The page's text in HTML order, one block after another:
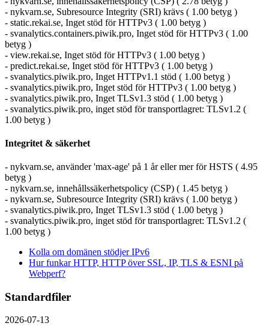
- nykvarn.se, Subresource Integrity (SRI) krävs ( 1.00 betyg )
- static.rekai.se, Inget stöd för HTTPv3 ( 1.00 betyg )
- svanalytics.containers.piwik.pro, Inget stöd för HTTPv3 ( 1.00
betyg )
- view.rekai.se, Inget stöd för HTTPv3 ( 1.00 betyg )
- predict.rekai.se, Inget stöd för HTTPv3 ( 1.00 betyg )
- svanalytics.piwik.pro, Inget HTTPv1.1 stöd ( 1.00 betyg )
- svanalytics.piwik.pro, Inget stöd för HTTPv3 ( 1.00 betyg )
- svanalytics.piwik.pro, Inget TLSv1.3 stöd ( 1.00 betyg )
- svanalytics.piwik.pro, inget stöd för transportlagret: TLSv1.2 (
1.00 betyg )
Integritet & säkerhet
- nykvarn.se, använder 'max-age' på 1 år eller mer för HSTS ( 4.95
betyg )
- nykvarn.se, innehållssäkerhetspolicy (CSP) ( 1.45 betyg )
- nykvarn.se, Subresource Integrity (SRI) krävs ( 1.00 betyg )
- svanalytics.piwik.pro, Inget TLSv1.3 stöd ( 1.00 betyg )
- svanalytics.piwik.pro, inget stöd för transportlagret: TLSv1.2 (
1.00 betyg )
Kolla om domänen stödjer IPv6
Hur funkar HTTP, HTTP över SSL, IP, TLS & ESNI på
Webperf?
Standardfiler
2026-07-13